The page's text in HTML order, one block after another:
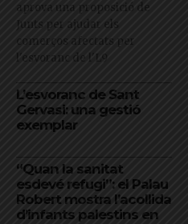
aprova una proposició de
Junts per ajudar els
comerços afectats per
l'esvoranc de l'L9
L’esvoranc de Sant
Gervasi: una gestió
exemplar
“Quan la sanitat
esdevé refugi”: el Palau
Robert mostra l’acollida
d’infants palestins en